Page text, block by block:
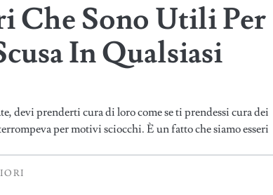
Che Sono Utili Per
In Qualsiasi
devi prenderti cura di loro come se ti prendessi cura dei
per motivi sciocchi. È un fatto che siamo esseri